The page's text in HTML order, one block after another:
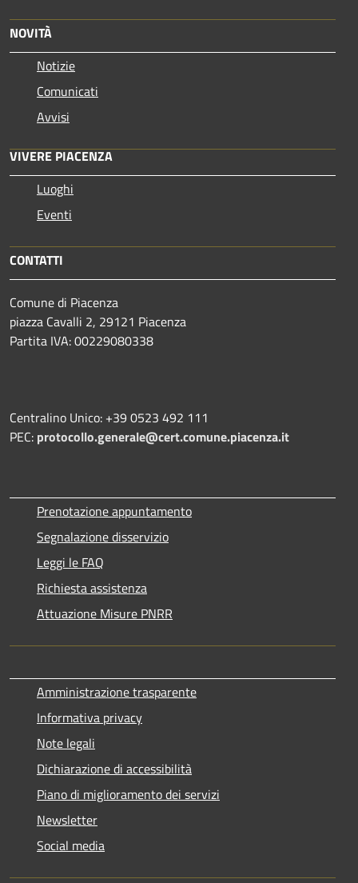
NOVITÀ
Notizie
Comunicati
Avvisi
VIVERE PIACENZA
Luoghi
Eventi
CONTATTI
Comune di Piacenza
piazza Cavalli 2, 29121 Piacenza
Partita IVA: 00229080338
Centralino Unico: +39 0523 492 111
PEC: protocollo.generale@cert.comune.piacenza.it
Prenotazione appuntamento
Segnalazione disservizio
Leggi le FAQ
Richiesta assistenza
Attuazione Misure PNRR
Amministrazione trasparente
Informativa privacy
Note legali
Dichiarazione di accessibilità
Piano di miglioramento dei servizi
Newsletter
Social media